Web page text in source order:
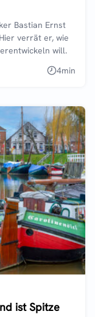
Bastian Ernst
verrät er, wie
will.
4min
ist Spitze